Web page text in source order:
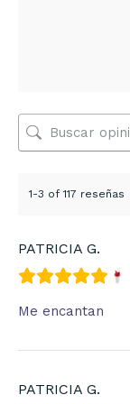
1-3 of 117 reseñas
PATRICIA G.
Me encantan
PATRICIA G.